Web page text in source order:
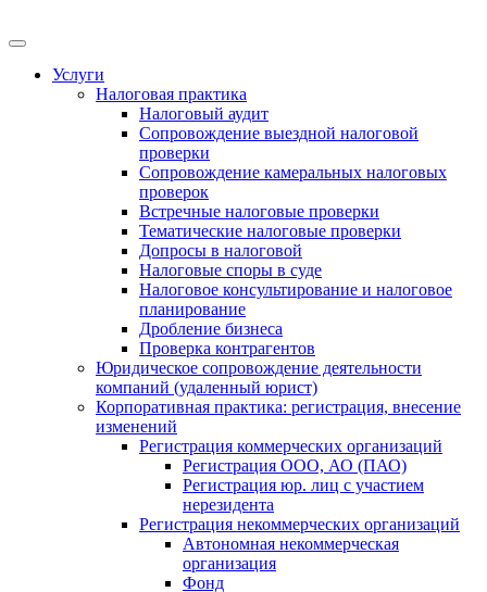
Меню
Услуги
Налоговая практика
Налоговый аудит
Сопровождение выездной налоговой
проверки
Сопровождение камеральных налоговых
проверок
Встречные налоговые проверки
Тематические налоговые проверки
Допросы в налоговой
Налоговые споры в суде
Налоговое консультирование и налоговое
планирование
Дробление бизнеса
Проверка контрагентов
Юридическое сопровождение деятельности
компаний (удаленный юрист)
Корпоративная практика: регистрация, внесение
изменений
Регистрация коммерческих организаций
Регистрация ООО, АО (ПАО)
Регистрация юр. лиц с участием
нерезидента
Регистрация некоммерческих организаций
Автономная некоммерческая
организация
Фонд